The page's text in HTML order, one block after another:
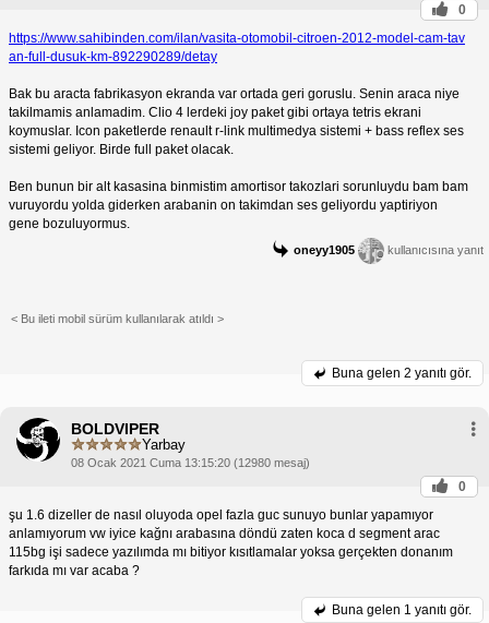
0
https://www.sahibinden.com/ilan/vasita-otomobil-citroen-2012-model-cam-tav
an-full-dusuk-km-892290289/detay
Bak bu aracta fabrikasyon ekranda var ortada geri goruslu. Senin araca niye
takilmamis anlamadim. Clio 4 lerdeki joy paket gibi ortaya tetris ekrani
koymuslar. Icon paketlerde renault r-link multimedya sistemi + bass reflex ses
sistemi geliyor. Birde full paket olacak.
Ben bunun bir alt kasasina binmistim amortisor takozlari sorunluydu bam bam
vuruyordu yolda giderken arabanin on takimdan ses geliyordu yaptiriyon
gene bozuluyormus.
oneyy1905 kullanıcısına yanıt
< Bu ileti mobil sürüm kullanılarak atıldı >
Buna gelen 2 yanıtı gör.
BOLDVIPER
Yarbay
08 Ocak 2021 Cuma 13:15:20 (12980 mesaj)
0
şu 1.6 dizeller de nasıl oluyoda opel fazla guc sunuyo bunlar yapamıyor
anlamıyorum vw iyice kağnı arabasına döndü zaten koca d segment arac
115bg işi sadece yazılımda mı bitiyor kısıtlamalar yoksa gerçekten donanım
farkıda mı var acaba ?
Buna gelen 1 yanıtı gör.